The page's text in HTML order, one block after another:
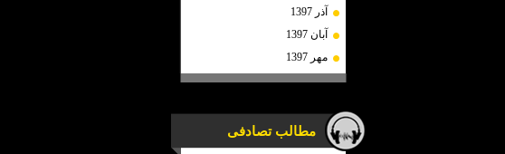
آذر 1397
آبان 1397
مهر 1397
مطالب تصادفی